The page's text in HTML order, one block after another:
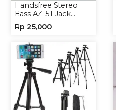
Handsfree Stereo
Bass AZ-51 Jack
Headset
Rp 25,000